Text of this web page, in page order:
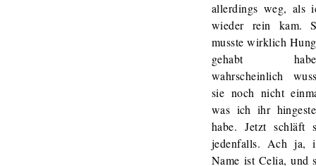
allerdings weg, als
wieder rein kam.
musste wirklich
gehabt
wahrscheinlich
sie noch nicht
was ich ihr
habe. Jetzt schläft
jedenfalls. Ach ja,
Name ist Celia, und